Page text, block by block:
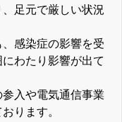
足元で厳しい状況
感染症の影響を受
わたり影響が出て
入や電気通信事業
ります。